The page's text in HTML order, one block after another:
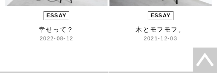
ESSAY
幸せって？
2022-08-12
ESSAY
木とモフモフ。
2021-12-03